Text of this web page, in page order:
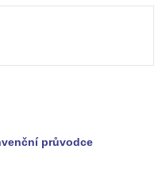
ulic Na
nad průvodce